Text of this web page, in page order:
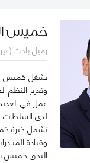
خميس
زميل باحث
يشغل خميس
وتعزيز النظم
عمل في
لدى السلطات
تشمل خبرة
وقيادة
التحق خميس